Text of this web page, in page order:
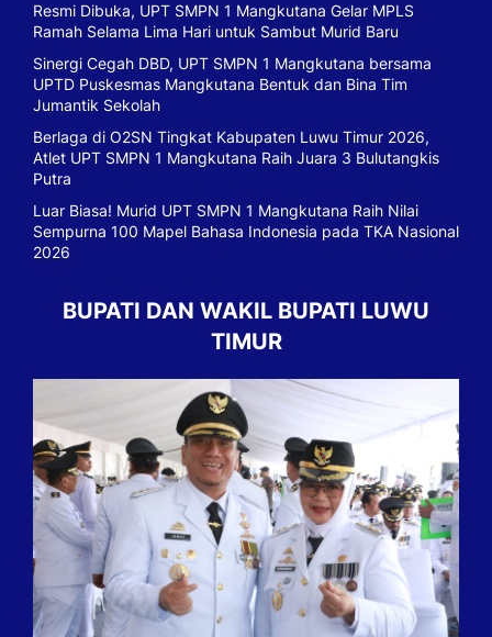
Resmi Dibuka, UPT SMPN 1 Mangkutana Gelar MPLS
Ramah Selama Lima Hari untuk Sambut Murid Baru
Sinergi Cegah DBD, UPT SMPN 1 Mangkutana bersama
UPTD Puskesmas Mangkutana Bentuk dan Bina Tim
Jumantik Sekolah
Berlaga di O2SN Tingkat Kabupaten Luwu Timur 2026,
Atlet UPT SMPN 1 Mangkutana Raih Juara 3 Bulutangkis
Putra
Luar Biasa! Murid UPT SMPN 1 Mangkutana Raih Nilai
Sempurna 100 Mapel Bahasa Indonesia pada TKA Nasional
2026
BUPATI DAN WAKIL BUPATI LUWU
TIMUR